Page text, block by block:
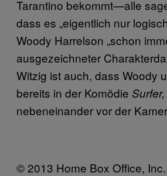
Tarantino bekommt—alle
dass es „eigentlich nur
Woody Harrelson „schon
ausgezeichneter
Witzig ist auch, dass Woody
bereits in der Komödie
nebeneinander vor der
© 2013 Home Box Office,